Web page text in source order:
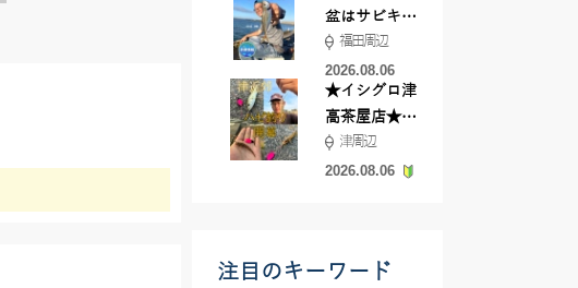
盆はサビキ釣
りいきません
か?
福田周辺
2026.08.06
★イシグロ津
高茶屋店★津
近郊ハゼ釣れ
てます！
津周辺
2026.08.06
注目のキーワード